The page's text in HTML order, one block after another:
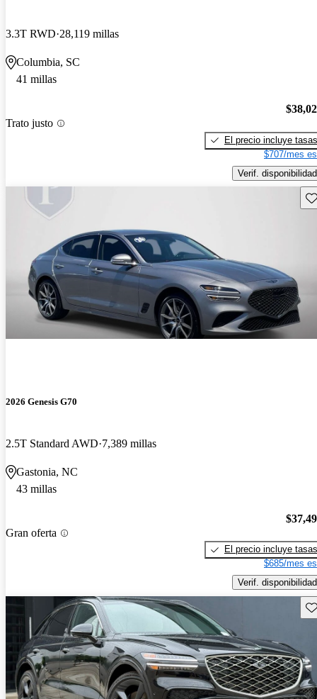
3.3T RWD 28,119 millas
Columbia, SC
41 millas
Trato justo
El precio incluye tasas
$707/mes
Verif. disponibilidad
2026 Genesis G70
2.5T Standard AWD 7,389 millas
Gastonia, NC
43 millas
Gran oferta
El precio incluye tasas
$685/mes
Verif. disponibilidad